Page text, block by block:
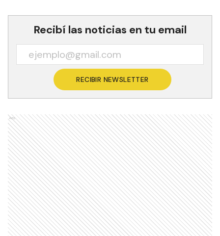
Recibí las noticias en tu email
RECIBIR NEWSLETTER
Ads